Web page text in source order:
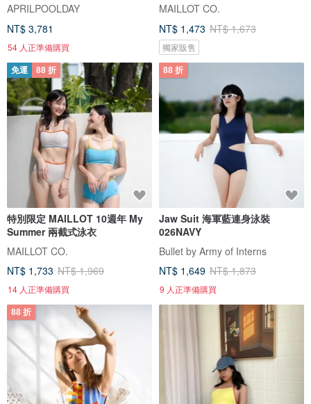
APRILPOOLDAY
NT$ 3,781
54 人正準備購買
MAILLOT CO.
NT$ 1,473 NT$ 1,673
獨家販售
免運 88 折
特別限定 MAILLOT 10週年 My
Summer 兩截式泳衣
MAILLOT CO.
NT$ 1,733 NT$ 1,969
14 人正準備購買
88 折
Jaw Suit 海軍藍連身泳裝
026NAVY
Bullet by Army of Interns
NT$ 1,649 NT$ 1,873
9 人正準備購買
88 折